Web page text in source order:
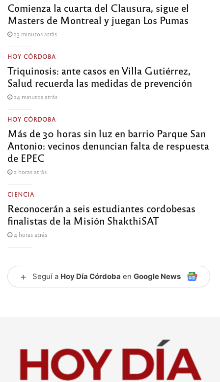
Comienza la cuarta del Clausura, sigue el
Masters de Montreal y juegan Los Pumas
23 minutos atrás
HOY CÓRDOBA
Triquinosis: ante casos en Villa Gutiérrez,
Salud recuerda las medidas de prevención
24 minutos atrás
HOY CÓRDOBA
Más de 30 horas sin luz en barrio Parque San
Antonio: vecinos denuncian falta de respuesta
de EPEC
2 horas atrás
CIENCIA
Reconocerán a seis estudiantes cordobesas
finalistas de la Misión ShakthiSAT
4 horas atrás
+ Seguí a Hoy Día Córdoba en Google News